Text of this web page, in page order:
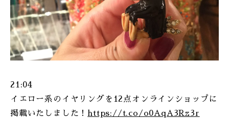
21:04
イエロー系のイヤリングを12点オンラインショップに
掲載いたしました！
https://t.co/o0AqA3Rz3r